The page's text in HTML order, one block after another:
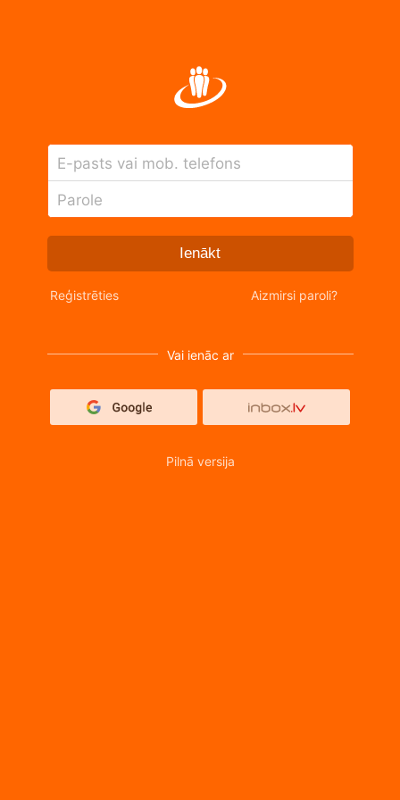
E-pasts vai mob. telefons
Parole
Ienākt
Reģistrēties Aizmirsi paroli?
Vai ienāc ar
Pilnā versija